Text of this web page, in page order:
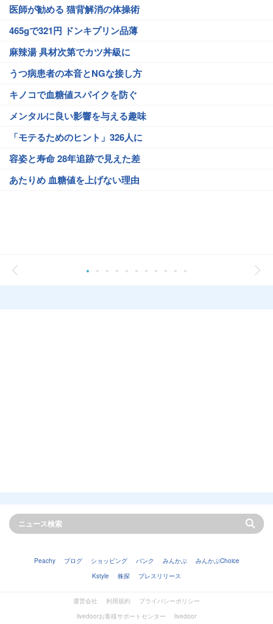
医師が勧める 猫背解消の体操術
465gで321円 ドンキプリン品薄
麻辣湯 具材次第でカツ丼級に
うつ病患者の本音とNGな接し方
キノコで血糖値スパイクを防ぐ
メンタルに良い影響を与える趣味
「モテるためのヒント」326人に
容姿と寿命 28年追跡で見えた差
あたりめ 血糖値を上げない理由
Peachy ブログ ショッピング バンク みんかぶ
みんかぶChoice
Kstyle
株探 プレスリリース
運営会社 利用規約
プライバシーポリシー
livedoorお客様サポートセンター
livedoor